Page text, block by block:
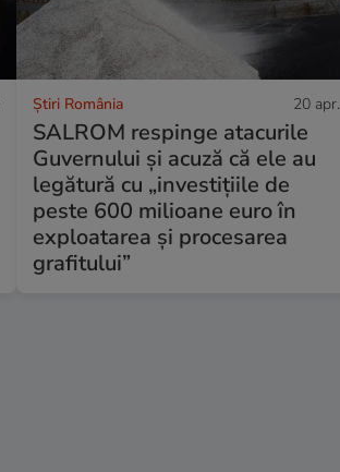
Știri România 20 apr.
SALROM respinge atacurile
Guvernului și acuză că ele au
legătură cu „investițiile de
peste 600 milioane euro în
exploatarea și procesarea
grafitului”